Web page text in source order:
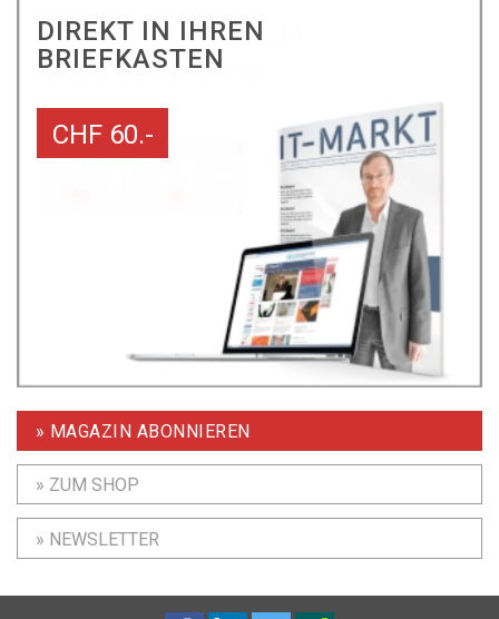
DIREKT IN IHREN
BRIEFKASTEN
CHF 60.-
» MAGAZIN ABONNIEREN
» ZUM SHOP
» NEWSLETTER